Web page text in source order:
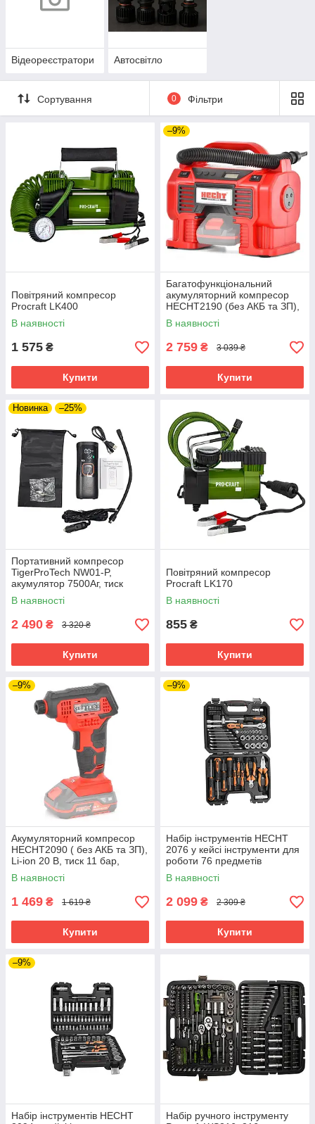
Відеореєстратори Автосвітло
Сортування 0 Фільтри
Повітряний компресор
Procraft LK400
В наявності
1 575 ₴
Купити
–9%
Багатофункціональний
акумуляторний компресор
HECHT2190 (без АКБ та ЗП),
4в1, 20В/розетки 12В, тиск 11
бар, дисплей
В наявності
2 759 ₴ 3 039 ₴
Купити
Новинка –25%
Портативний компресор
TigerProTech NW01-P,
акумулятор 7500Аг, тиск
4.4БАР, USB вихід, ліхтарик
В наявності
2 490 ₴ 3 320 ₴
Купити
Повітряний компресор
Procraft LK170
В наявності
855 ₴
Купити
–9%
Акумуляторний компресор
HECHT2090 ( без АКБ та ЗП),
Li-ion 20 В, тиск 11 бар,
дисплей
В наявності
1 469 ₴ 1 619 ₴
Купити
–9%
Набір інструментів HECHT
2076 у кейсі інструменти для
роботи 76 предметів
В наявності
2 099 ₴ 2 309 ₴
Купити
–9%
Набір інструментів HECHT
Набір ручного інструменту